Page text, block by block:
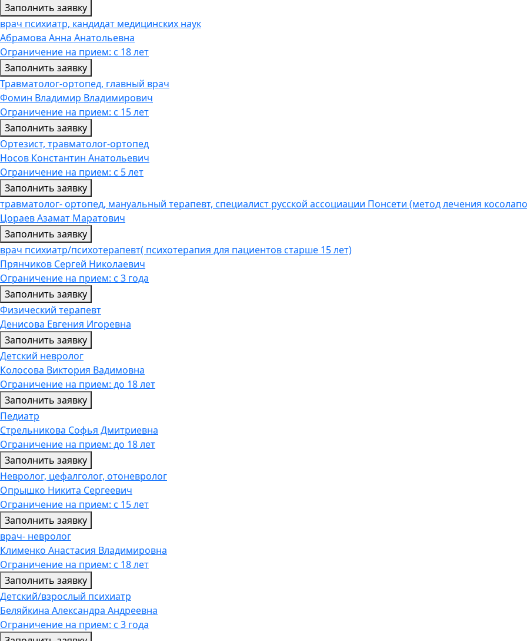
Заполнить заявку
врач психиатр, кандидат медицинских наук
Абрамова Анна Анатольевна
Ограничение на прием: с 18 лет
Заполнить заявку
Травматолог-ортопед, главный врач
Фомин Владимир Владимирович
Ограничение на прием: с 15 лет
Заполнить заявку
Ортезист, травматолог-ортопед
Носов Константин Анатольевич
Ограничение на прием: с 5 лет
Заполнить заявку
травматолог- ортопед, мануальный терапевт, специалист русской ассоциации Понсети (метод лечения
Цораев Азамат Маратович
Заполнить заявку
врач психиатр/психотерапевт( психотерапия для пациентов старше 15 лет)
Прянчиков Сергей Николаевич
Ограничение на прием: с 3 года
Заполнить заявку
Физический терапевт
Денисова Евгения Игоревна
Заполнить заявку
Детский невролог
Колосова Виктория Вадимовна
Ограничение на прием: до 18 лет
Заполнить заявку
Педиатр
Стрельникова Софья Дмитриевна
Ограничение на прием: до 18 лет
Заполнить заявку
Невролог, цефалголог, отоневролог
Опрышко Никита Сергеевич
Ограничение на прием: с 15 лет
Заполнить заявку
врач- невролог
Клименко Анастасия Владимировна
Ограничение на прием: с 18 лет
Заполнить заявку
Детский/взрослый психиатр
Беляйкина Александра Андреевна
Ограничение на прием: с 3 года